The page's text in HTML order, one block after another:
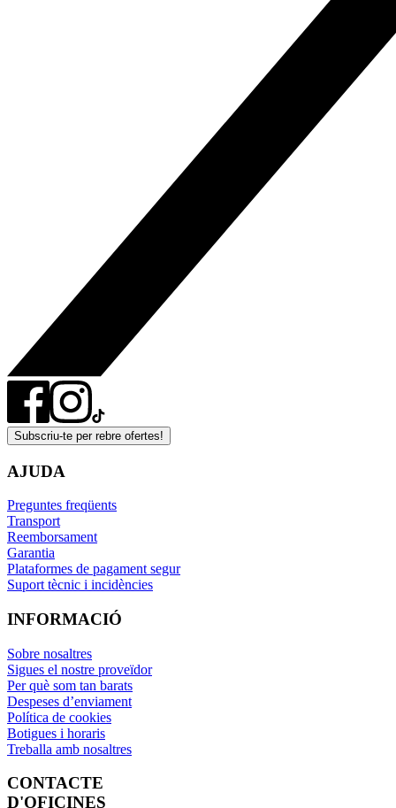
Subscriu-te per rebre ofertes!
AJUDA
Preguntes freqüents
Transport
Reemborsament
Garantia
Plataformes de pagament segur
Suport tècnic i incidències
INFORMACIÓ
Sobre nosaltres
Sigues el nostre proveïdor
Per què som tan barats
Despeses d’enviament
Política de cookies
Botigues i horaris
Treballa amb nosaltres
CONTACTE
D'OFICINES